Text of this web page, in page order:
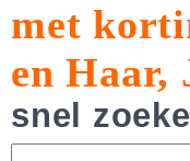
met
en Haar,
snel